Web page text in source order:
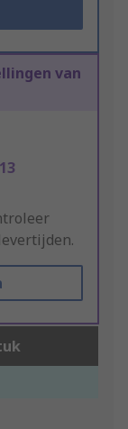
van
13